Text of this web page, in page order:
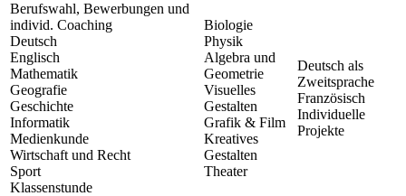
Berufswahl, Bewerbungen und
individ. Coaching
Deutsch
Englisch
Mathematik
Geografie
Geschichte
Informatik
Medienkunde
Wirtschaft und Recht
Sport
Klassenstunde
Biologie
Physik
Algebra und
Geometrie
Visuelles
Gestalten
Grafik & Film
Kreatives
Gestalten
Theater
Deutsch als
Zweitsprache
Französisch
Individuelle
Projekte